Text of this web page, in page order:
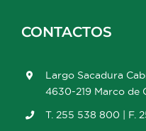
CONTACTOS
Largo Sacadura
4630-219 Marco de
T. 255 538 800 | F.